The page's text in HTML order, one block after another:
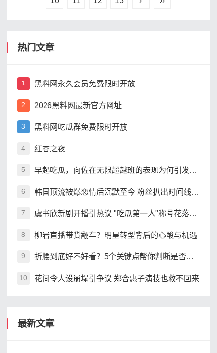
热门文章
1 黑料网永久会员免费限时开放
2 2026黑料网最新官方网址
3 黑料网吃瓜群免费限时开放
4 红杏之夜
5 早起吃瓜，向佐在无限超越班的表现为何引发热议
6 韩国顶流被爆恋情后沉默至今 粉丝扒出时间线引争议
7 虞书欣新剧开播引热议 "吃瓜第一人"称号花落谁家
8 柳岩直播带货翻车？明星转型背后的心酸与机遇
9 折腰到底好不好看？5个关键点帮你判断是否值得追
10 花间令人设崩塌引争议 郑合惠子演技也救不回来
最新文章